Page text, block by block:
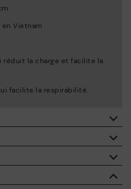
tient à cœur. La vôtre aussi.
espace où vous pouvez nous
Vietnam
réduit la charge et facilite la
facilite la respirabilité.
de 50 € d'achat.
soutenez une fabrication éco-
Working Group.
collection inscrit la conception
de l’étude des impacts